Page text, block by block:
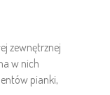
zewnętrznej
w nich
pianki,